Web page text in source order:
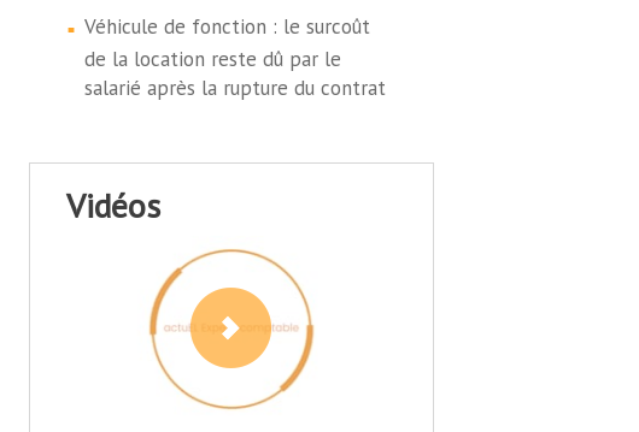
Véhicule de fonction : le surcoût
de la location reste dû par le
salarié après la rupture du contrat
vidéos